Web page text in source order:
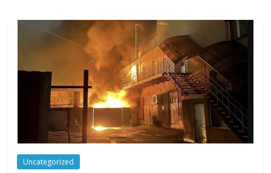
Uncategorized